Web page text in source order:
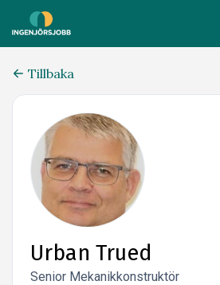
Tillbaka
Urban Trued
Senior Mekanikkonstruktör